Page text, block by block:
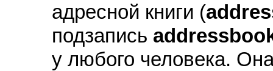
адресной книги (
подзапись
у любого человека.